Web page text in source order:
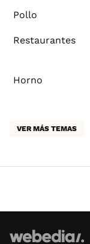
Pollo
Restaurantes
Horno
VER MÁS TEMAS